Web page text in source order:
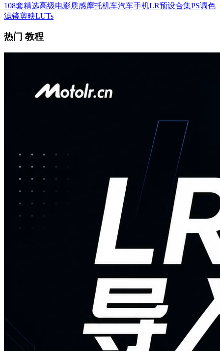
108套精选高级电影质感摩托机车汽车手机LR预设合集PS调色
滤镜剪映LUTs
热门 教程